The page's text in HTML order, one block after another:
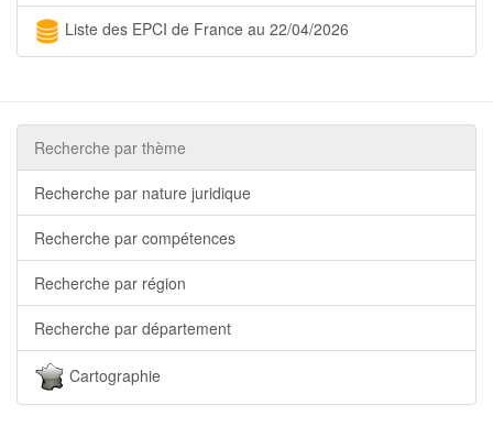
Liste des EPCI de France au 22/04/2026
Recherche par thème
Recherche par nature juridique
Recherche par compétences
Recherche par région
Recherche par département
Cartographie